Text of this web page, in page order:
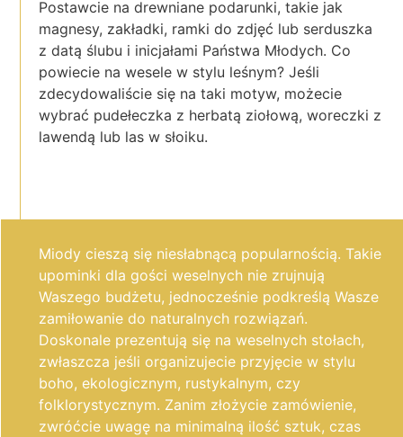
Postawcie na drewniane podarunki, takie jak
magnesy, zakładki, ramki do zdjęć lub serduszka
z datą ślubu i inicjałami Państwa Młodych. Co
powiecie na wesele w stylu leśnym? Jeśli
zdecydowaliście się na taki motyw, możecie
wybrać pudełeczka z herbatą ziołową, woreczki z
lawendą lub las w słoiku.
Miody cieszą się niesłabnącą popularnością. Takie
upominki dla gości weselnych nie zrujnują
Waszego budżetu, jednocześnie podkreślą Wasze
zamiłowanie do naturalnych rozwiązań.
Doskonale prezentują się na weselnych stołach,
zwłaszcza jeśli organizujecie przyjęcie w stylu
boho, ekologicznym, rustykalnym, czy
folklorystycznym. Zanim złożycie zamówienie,
zwróćcie uwagę na minimalną ilość sztuk, czas